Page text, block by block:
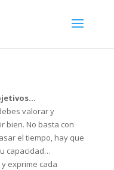
valorar y
bien. No basta con
el tiempo, hay que
capacidad…
exprime cada